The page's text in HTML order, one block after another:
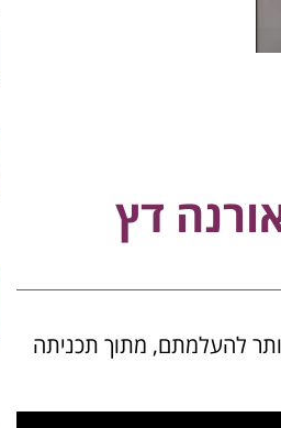
דץ
להעלמתם, מתוך תכניתה